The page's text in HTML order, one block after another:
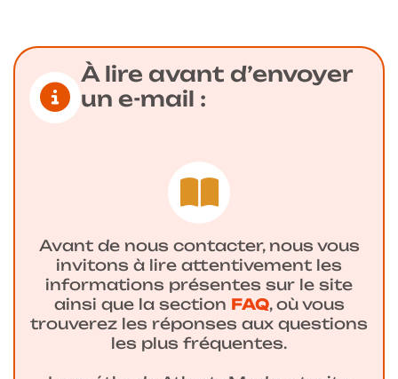
À lire avant d’envoyer
un e-mail :
Avant de nous contacter, nous vous
invitons à lire attentivement les
informations présentes sur le site
ainsi que la section FAQ, où vous
trouverez les réponses aux questions
les plus fréquentes.